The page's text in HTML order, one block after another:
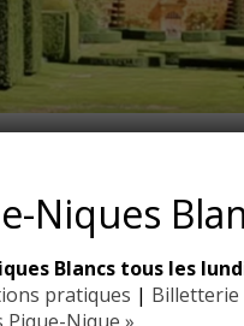
–
Niques
Blancs tous les
pratiques | Billetterie
Pique-Nique »